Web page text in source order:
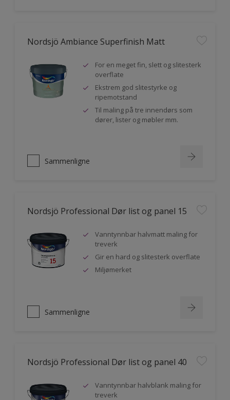
Nordsjö Ambiance Superfinish Matt
For en meget fin, slett og slitesterk
overflate
Ekstrem god slitestyrke og
ripemotstand
Til maling på tre innendørs som
dører, lister og møbler mm.
Sammenligne
Nordsjö Professional Dør list og panel 15
Vanntynnbar halvmatt maling for
treverk
Gir en hard og slitesterk overflate
Miljømerket
Sammenligne
Nordsjö Professional Dør list og panel 40
Vanntynnbar halvblank maling for
treverk